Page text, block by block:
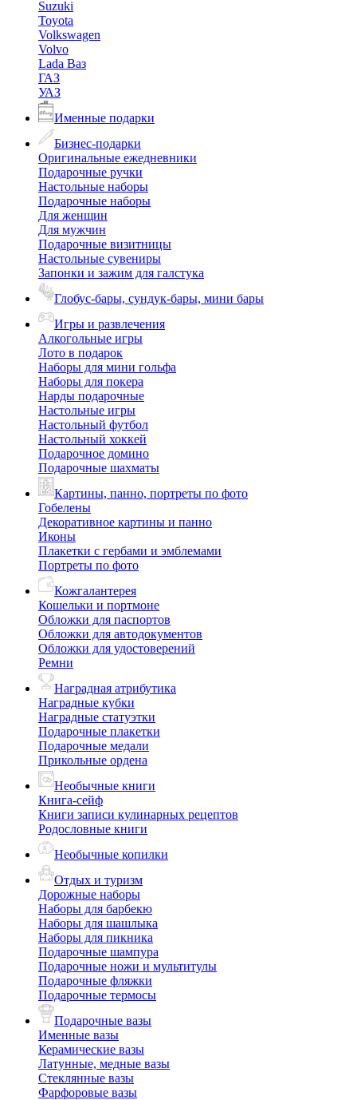
Suzuki
Toyota
Volkswagen
Volvo
Lada Ваз
ГАЗ
УАЗ
Именные подарки
Бизнес-подарки
Оригинальные ежедневники
Подарочные ручки
Настольные наборы
Подарочные наборы
Для женщин
Для мужчин
Подарочные визитницы
Настольные сувениры
Запонки и зажим для галстука
Глобус-бары, сундук-бары, мини бары
Игры и развлечения
Алкогольные игры
Лото в подарок
Наборы для мини гольфа
Наборы для покера
Нарды подарочные
Настольные игры
Настольный футбол
Настольный хоккей
Подарочное домино
Подарочные шахматы
Картины, панно, портреты по фото
Гобелены
Декоративное картины и панно
Иконы
Плакетки с гербами и эмблемами
Портреты по фото
Кожгалантерея
Кошельки и портмоне
Обложки для паспортов
Обложки для автодокументов
Обложки для удостоверений
Ремни
Наградная атрибутика
Наградные кубки
Наградные статуэтки
Подарочные плакетки
Подарочные медали
Прикольные ордена
Необычные книги
Книга-сейф
Книги записи кулинарных рецептов
Родословные книги
Необычные копилки
Отдых и туризм
Дорожные наборы
Наборы для барбекю
Наборы для шашлыка
Наборы для пикника
Подарочные шампура
Подарочные ножи и мультитулы
Подарочные фляжки
Подарочные термосы
Подарочные вазы
Именные вазы
Керамические вазы
Латунные, медные вазы
Стеклянные вазы
Фарфоровые вазы